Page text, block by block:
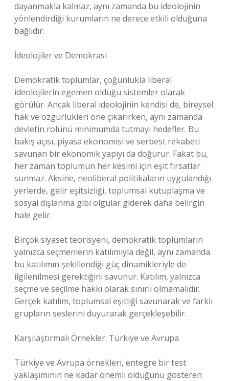
dayanmakla kalmaz, aynı zamanda bu ideolojinin
yönlendirdiği kurumların ne derece etkili olduğuna
bağlıdır.
İdeolojiler ve Demokrasi
Demokratik toplumlar, çoğunlukla liberal
ideolojilerin egemen olduğu sistemler olarak
görülür. Ancak liberal ideolojinin kendisi de, bireysel
hak ve özgürlükleri öne çıkarırken, aynı zamanda
devletin rolünü minimumda tutmayı hedefler. Bu
bakış açısı, piyasa ekonomisi ve serbest rekabeti
savunan bir ekonomik yapıyı da doğurur. Fakat bu,
her zaman toplumun her kesimi için eşit fırsatlar
sunmaz. Aksine, neoliberal politikaların uygulandığı
yerlerde, gelir eşitsizliği, toplumsal kutuplaşma ve
sosyal dışlanma gibi olgular giderek daha belirgin
hale gelir.
Birçok siyaset teorisyeni, demokratik toplumların
yalnızca seçmenlerin katılımıyla değil, aynı zamanda
bu katılımın şekillendiği güç dinamikleriyle de
ilgilenilmesi gerektiğini savunur. Katılım, yalnızca
seçme ve seçilme hakkı olarak sınırlı olmamalıdır.
Gerçek katılım, toplumsal eşitliği savunarak ve farklı
grupların seslerini duyurarak gerçekleşebilir.
Karşılaştırmalı Örnekler: Türkiye ve Avrupa
Türkiye ve Avrupa örnekleri, entegre bir test
yaklaşımının ne kadar önemli olduğunu gösteren